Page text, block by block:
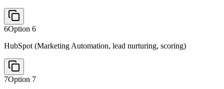
6Option 6
HubSpot (Marketing Automation, lead nurturing, scoring)
7Option 7